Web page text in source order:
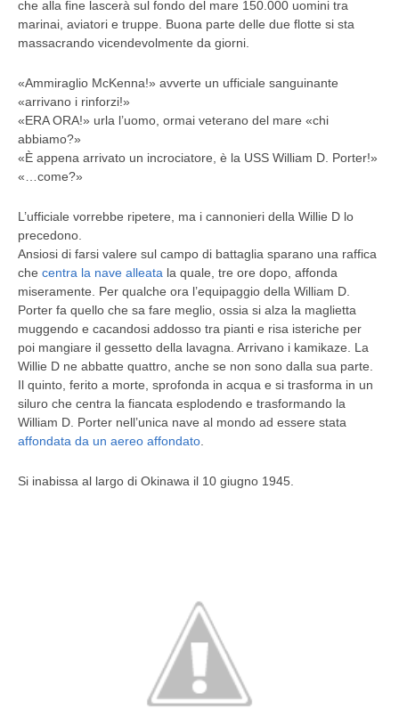
che alla fine lascerà sul fondo del mare 150.000 uomini tra
marinai, aviatori e truppe. Buona parte delle due flotte si sta
massacrando vicendevolmente da giorni.
«Ammiraglio McKenna!» avverte un ufficiale sanguinante
«arrivano i rinforzi!»
«ERA ORA!» urla l’uomo, ormai veterano del mare «chi
abbiamo?»
«È appena arrivato un incrociatore, è la USS William D. Porter!»
«…come?»
L’ufficiale vorrebbe ripetere, ma i cannonieri della Willie D lo
precedono.
Ansiosi di farsi valere sul campo di battaglia sparano una raffica
che centra la nave alleata la quale, tre ore dopo, affonda
miseramente. Per qualche ora l’equipaggio della William D.
Porter fa quello che sa fare meglio, ossia si alza la maglietta
muggendo e cacandosi addosso tra pianti e risa isteriche per
poi mangiare il gessetto della lavagna. Arrivano i kamikaze. La
Willie D ne abbatte quattro, anche se non sono dalla sua parte.
Il quinto, ferito a morte, sprofonda in acqua e si trasforma in un
siluro che centra la fiancata esplodendo e trasformando la
William D. Porter nell’unica nave al mondo ad essere stata
affondata da un aereo affondato
Si inabissa al largo di Okinawa il 10 giugno 1945.